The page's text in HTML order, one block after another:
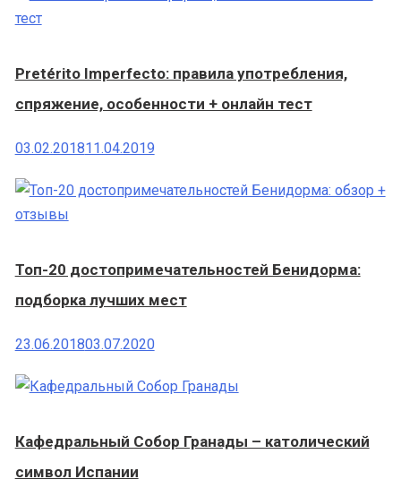
Pretérito Imperfecto: правила употребления,
спряжение, особенности + онлайн тест
03.02.201811.04.2019
Топ-20 достопримечательностей Бенидорма:
подборка лучших мест
23.06.201803.07.2020
Кафедральный Собор Гранады – католический
символ Испании